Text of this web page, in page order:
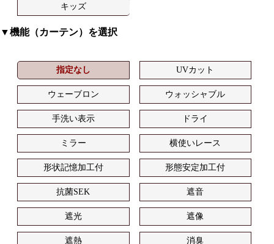
キッズ
▼機能（カーテン）を選択
指定なし UVカット
ウェーブロン ウォッシャブル
手洗い表示 ドライ
ミラー 横使いレース
形状記憶加工付 形態安定加工付
抗菌SEK 遮音
遮光 遮像
遮熱 消臭